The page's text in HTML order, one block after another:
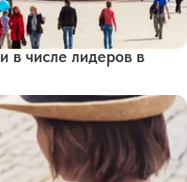
в числе лидеров в